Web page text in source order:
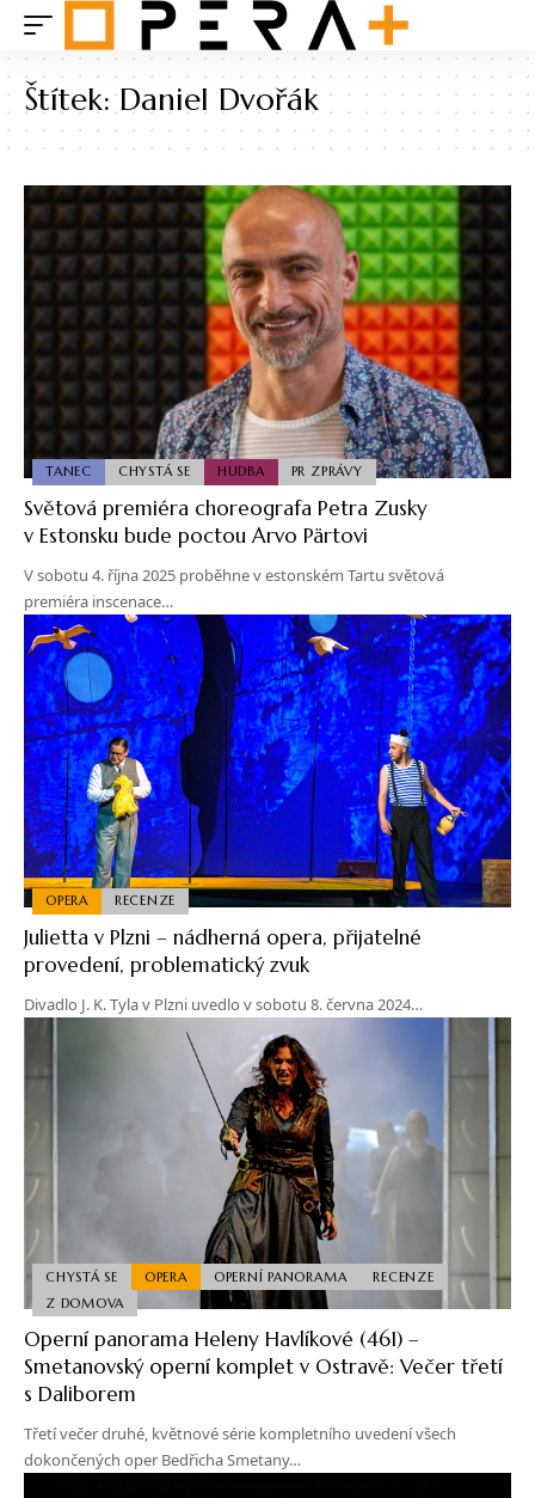
Štítek:Daniel Dvořák
TANEC CHYSTÁ SE HUDBA PR ZPRÁVY
Světová premiéra choreografa Petra Zusky
v Estonsku bude poctou Arvo Pärtovi
V sobotu 4. října 2025 proběhne v estonském Tartu světová
premiéra inscenace…
OPERA RECENZE
Julietta v Plzni – nádherná opera, přijatelné
provedení, problematický zvuk
Divadlo J. K. Tyla v Plzni uvedlo v sobotu 8. června 2024…
CHYSTÁ SE OPERA OPERNÍ PANORAMA
RECENZE
Z DOMOVA
Operní panorama Heleny Havlíkové (461) –
Smetanovský operní komplet v Ostravě: Večer třetí
s Daliborem
Třetí večer druhé, květnové série kompletního uvedení všech
dokončených oper Bedřicha Smetany…